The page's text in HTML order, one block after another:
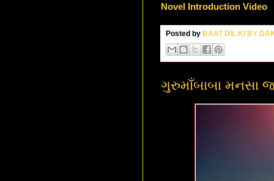
Novel Introduction Video
Posted by BAAT DIL KI BY
ગુરુમાઁબાબા મનસા